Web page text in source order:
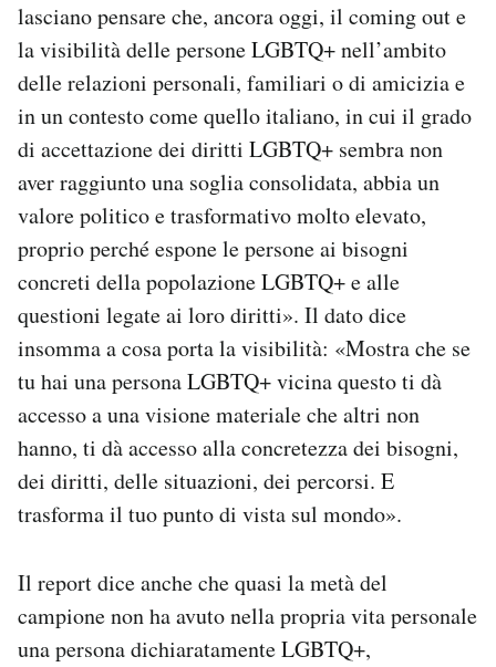
lasciano pensare che, ancora oggi, il coming out e
la visibilità delle persone LGBTQ+ nell’ambito
delle relazioni personali, familiari o di amicizia e
in un contesto come quello italiano, in cui il grado
di accettazione dei diritti LGBTQ+ sembra non
aver raggiunto una soglia consolidata, abbia un
valore politico e trasformativo molto elevato,
proprio perché espone le persone ai bisogni
concreti della popolazione LGBTQ+ e alle
questioni legate ai loro diritti». Il dato dice
insomma a cosa porta la visibilità: «Mostra che se
tu hai una persona LGBTQ+ vicina questo ti dà
accesso a una visione materiale che altri non
hanno, ti dà accesso alla concretezza dei bisogni,
dei diritti, delle situazioni, dei percorsi. E
trasforma il tuo punto di vista sul mondo».
Il report dice anche che quasi la metà del
campione non ha avuto nella propria vita personale
una persona dichiaratamente LGBTQ+,